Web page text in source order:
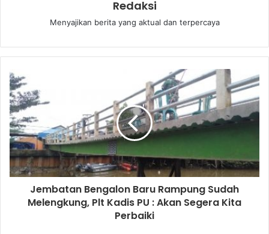
Redaksi
Menyajikan berita yang aktual dan terpercaya
Jembatan Bengalon Baru Rampung Sudah
Melengkung, Plt Kadis PU : Akan Segera Kita
Perbaiki